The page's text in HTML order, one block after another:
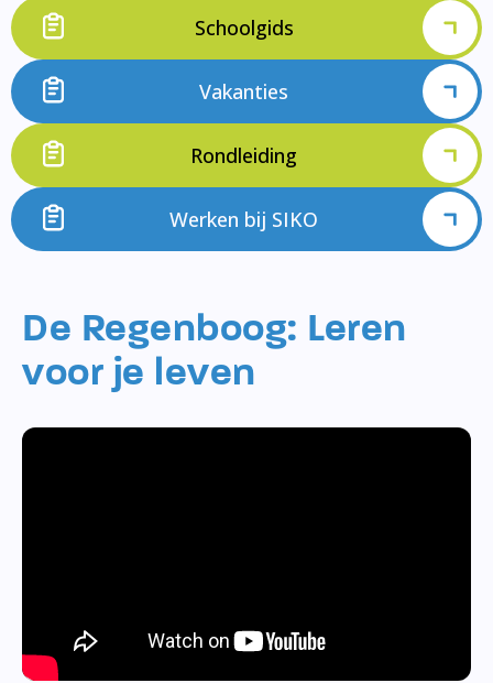
Schoolgids
Vakanties
Rondleiding
Werken bij SIKO
De Regenboog: Leren
voor je leven